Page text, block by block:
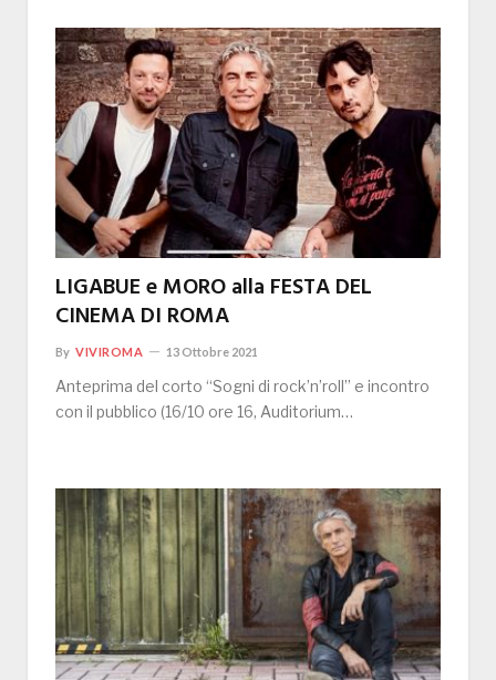
LIGABUE e MORO alla FESTA DEL
CINEMA DI ROMA
By VIVIROMA 13 Ottobre 2021
Anteprima del corto “Sogni di rock’n’roll” e incontro
con il pubblico (16/10 ore 16, Auditorium…